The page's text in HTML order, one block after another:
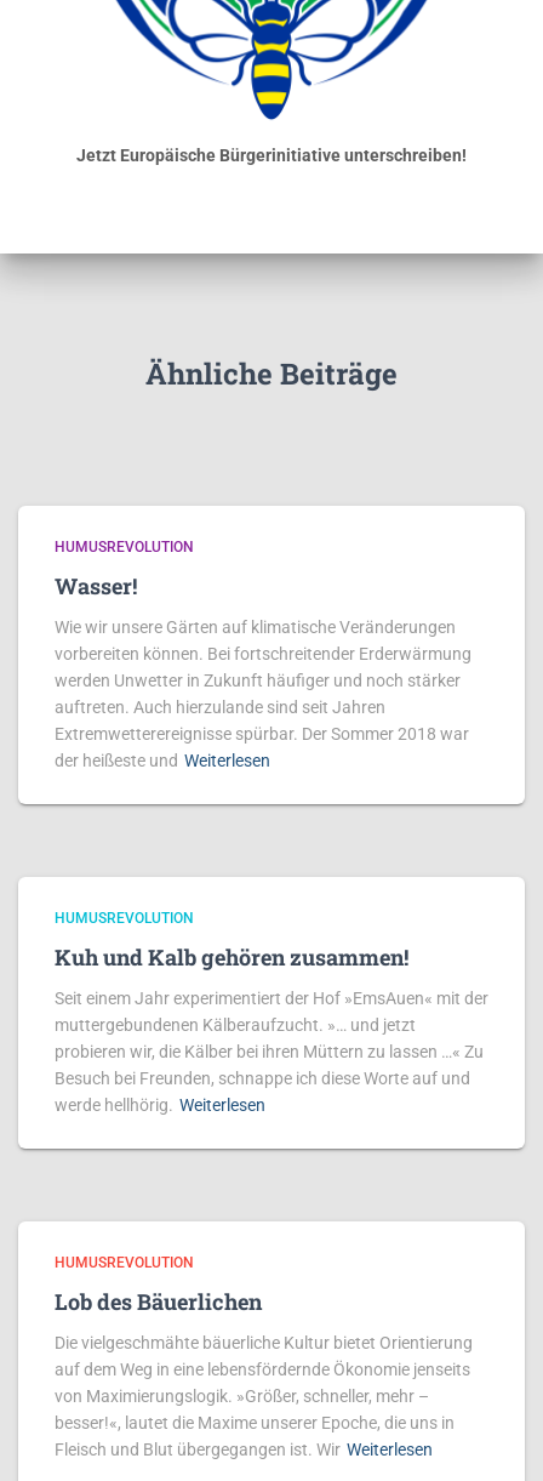
Jetzt Europäische Bürgerinitiative unterschreiben!
Ähnliche Beiträge
HUMUSREVOLUTION
Wasser!
Wie wir unsere Gärten auf klimatische Veränderungen
vorbereiten können. Bei fortschreitender Erderwärmung
werden Unwetter in Zukunft häufiger und noch stärker
auftreten. Auch hierzulande sind seit Jahren
Extremwetterereignisse spürbar. Der Sommer 2018 war
der heißeste und Weiterlesen
HUMUSREVOLUTION
Kuh und Kalb gehören zusammen!
Seit einem Jahr experimentiert der Hof »EmsAuen« mit der
muttergebundenen Kälberaufzucht. »… und jetzt
probieren wir, die Kälber bei ihren Müttern zu lassen …« Zu
Besuch bei Freunden, schnappe ich diese Worte auf und
werde hellhörig. Weiterlesen
HUMUSREVOLUTION
Lob des Bäuerlichen
Die vielgeschmähte bäuerliche Kultur ­bietet Orientierung
auf dem Weg in eine lebensfördernde Ökonomie jenseits
von Maximierungslogik. »Größer, schneller, mehr –
besser!«, lautet die Maxime unserer Epoche, die uns in
Fleisch und Blut übergegangen ist. Wir Weiterlesen